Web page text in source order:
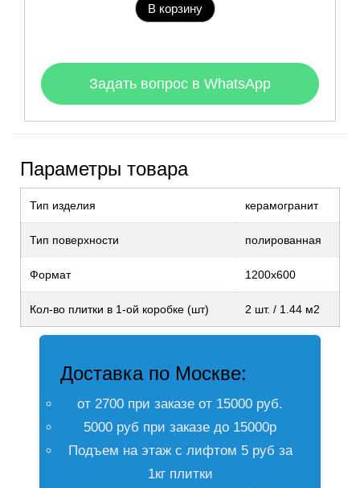
В корзину
Задать вопрос в WhatsApp
Параметры товара
Тип изделия керамогранит
Тип поверхности полированная
Формат 1200х600
Кол-во плитки в 1-ой коробке (шт) 2 шт. / 1.44 м2
Доставка по Москве:
от 2700 при заказе от 15000 руб.
5000 руб при заказе до 15000р
Подъем на этаж с лифтом 5 руб за
1кг плитки